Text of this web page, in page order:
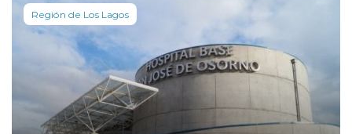
Región de Los Lagos